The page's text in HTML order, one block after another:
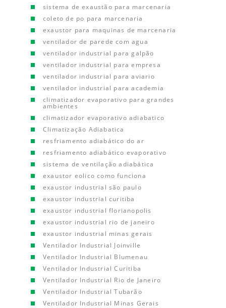
sistema de exaustão para marcenaria
coleto de po para marcenaria
exaustor para maquinas de marcenaria
ventilador de parede com agua
ventilador industrial para galpão
ventilador industrial para empresa
ventilador industrial para aviario
ventilador industrial para academia
climatizador evaporativo para grandes
ambientes
climatizador evaporativo adiabatico
Climatização Adiabatica
resfriamento adiabático do ar
resfriamento adiabático evaporativo
sistema de ventilação adiabática
exaustor eolico como funciona
exaustor industrial são paulo
exaustor industrial curitiba
exaustor industrial florianopolis
exaustor industrial rio de janeiro
exaustor industrial minas gerais
Ventilador Industrial Joinville
Ventilador Industrial Blumenau
Ventilador Industrial Curitiba
Ventilador Industrial Rio de Janeiro
Ventilador Industrial Tubarão
Ventilador Industrial Minas Gerais